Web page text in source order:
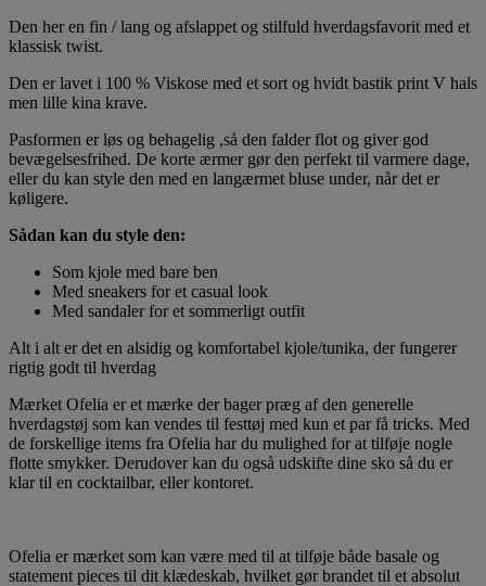
Den her en fin / lang og afslappet og stilfuld hverdagsfavorit med et
klassisk twist.
Den er lavet i 100 % Viskose med et sort og hvidt bastik print V hals
men lille kina krave.
Pasformen er løs og behagelig ,så den falder flot og giver god
bevægelsesfrihed. De korte ærmer gør den perfekt til varmere dage,
eller du kan style den med en langærmet bluse under, når det er
køligere.
Sådan kan du style den:
Som kjole med bare ben
Med sneakers for et casual look
Med sandaler for et sommerligt outfit
Alt i alt er det en alsidig og komfortabel kjole/tunika, der fungerer
rigtig godt til hverdag
Mærket Ofelia er et mærke der bager præg af den generelle
hverdagstøj som kan vendes til festtøj med kun et par få tricks. Med
de forskellige items fra Ofelia har du mulighed for at tilføje nogle
flotte smykker. Derudover kan du også udskifte dine sko så du er
klar til en cocktailbar, eller kontoret.
Ofelia er mærket som kan være med til at tilføje både basale og
statement pieces til dit klædeskab, hvilket gør brandet til et absolut